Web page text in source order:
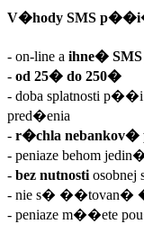
V�hody SMS
- on-line a ihne�
- od 25� do 250�
- doba splatnosti
pred�enia
- r�chla
- peniaze behom
- bez nutnosti
- nie s� ��tovan�
- peniaze m��ete